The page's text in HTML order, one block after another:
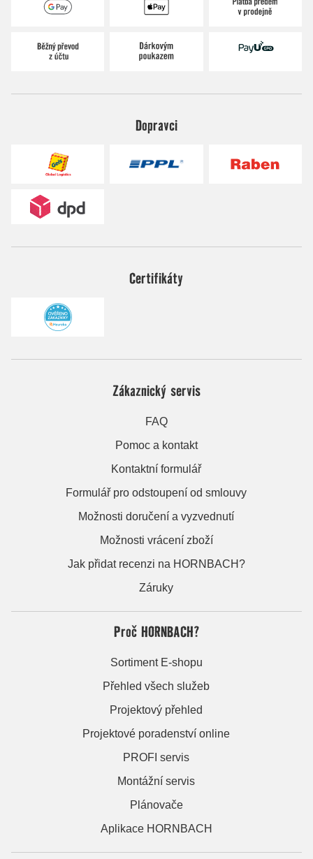
Dopravci
Certifikáty
Zákaznický servis
FAQ
Pomoc a kontakt
Kontaktní formulář
Formulář pro odstoupení od smlouvy
Možnosti doručení a vyzvednutí
Možnosti vrácení zboží
Jak přidat recenzi na HORNBACH?
Záruky
Proč HORNBACH?
Sortiment E-shopu
Přehled všech služeb
Projektový přehled
Projektové poradenství online
PROFI servis
Montážní servis
Plánovače
Aplikace HORNBACH